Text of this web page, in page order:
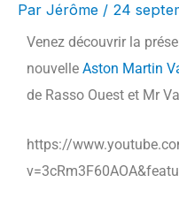
Par Jérôme / 24
Venez découvrir la
nouvelle Aston Martin
de Rasso Ouest et Mr
https://